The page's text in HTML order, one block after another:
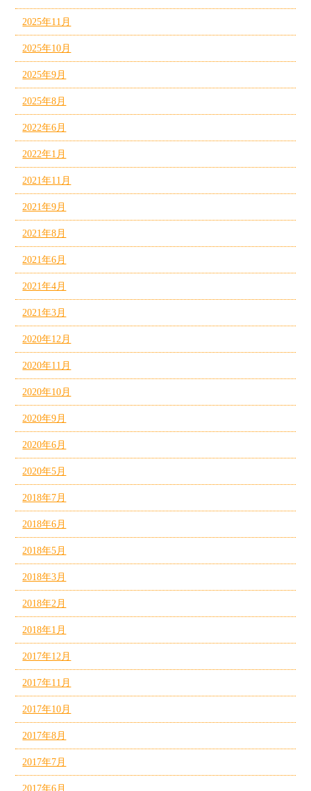
2025年11月
2025年10月
2025年9月
2025年8月
2022年6月
2022年1月
2021年11月
2021年9月
2021年8月
2021年6月
2021年4月
2021年3月
2020年12月
2020年11月
2020年10月
2020年9月
2020年6月
2020年5月
2018年7月
2018年6月
2018年5月
2018年3月
2018年2月
2018年1月
2017年12月
2017年11月
2017年10月
2017年8月
2017年7月
2017年6月